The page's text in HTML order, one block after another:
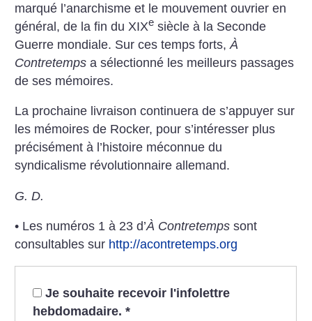
marqué l’anarchisme et le mouvement ouvrier en
général, de la fin du XIXe siècle à la Seconde
Guerre mondiale. Sur ces temps forts,À
Contretemps a sélectionné les meilleurs passages
de ses mémoires.
La prochaine livraison continuera de s’appuyer sur
les mémoires de Rocker, pour s’intéresser plus
précisément à l’histoire méconnue du
syndicalisme révolutionnaire allemand.
G. D.
• Les numéros 1 à 23 d’À Contretemps sont
consultables sur http://acontretemps.org
Je souhaite recevoir l'infolettre
hebdomadaire. *